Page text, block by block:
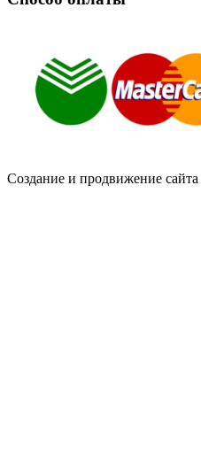
Создание и продвижение сайта